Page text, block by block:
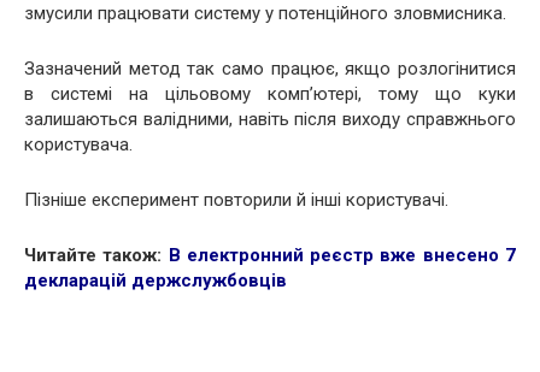
змусили працювати систему у потенційного зловмисника.
Зазначений метод так само працює, якщо розлогінитися
в системі на цільовому комп’ютері, тому що куки
залишаються валідними, навіть після виходу справжнього
користувача.
Пізніше експеримент повторили й інші користувачі.
Читайте також: В електронний реєстр вже внесено 7
декларацій держслужбовців